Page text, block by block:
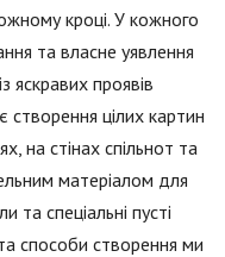
кроці. У кожного
та власне уявлення
яскравих проявів
цілих картин
на стінах спільнот та
матеріалом для
спеціальні пусті
способи створення ми